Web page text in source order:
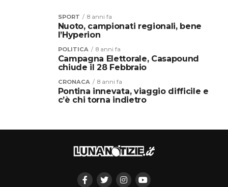
SPORT 8 anni fa
Nuoto, campionati regionali, bene
l’Hyperion
POLITICA 8 anni fa
Campagna Elettorale, Casapound
chiude il 28 Febbraio
CRONACA 8 anni fa
Pontina innevata, viaggio difficile e
c’è chi torna indietro